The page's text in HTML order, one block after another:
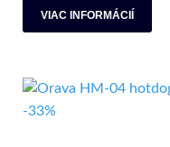
VIAC INFORMÁCIÍ
-33%